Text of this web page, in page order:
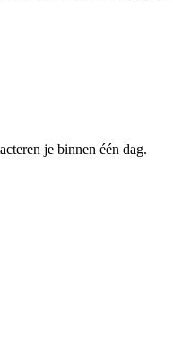
je binnen één dag.